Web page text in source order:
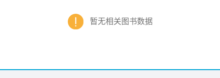
暂无相关图书数据